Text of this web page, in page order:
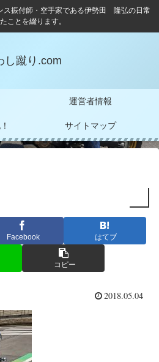
ス振付師・空手家である伊勢田 隆弘の日常
ことを綴ります。
し蹴り.com
運営者情報
サイトマップ
Facebook はてブ
コピー
2018.05.04